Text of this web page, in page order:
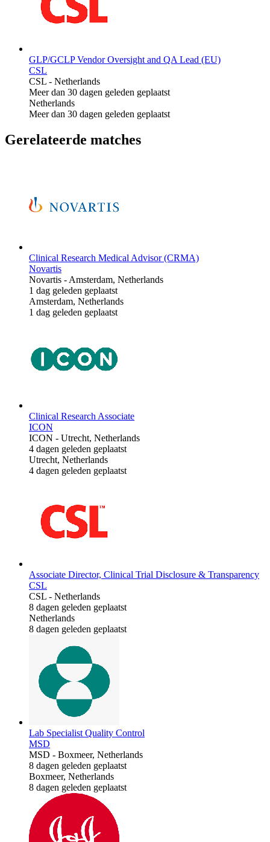
GLP/GCLP Vendor Oversight and QA Lead (EU)
CSL
CSL - Netherlands
Meer dan 30 dagen geleden geplaatst
Netherlands
Meer dan 30 dagen geleden geplaatst
Gerelateerde matches
Clinical Research Medical Advisor (CRMA)
Novartis
Novartis -Amsterdam, Netherlands
1 dag geleden geplaatst
Amsterdam, Netherlands
1 dag geleden geplaatst
Clinical Research Associate
ICON
ICON - Utrecht, Netherlands
4 dagen geleden geplaatst
Utrecht, Netherlands
4 dagen geleden geplaatst
Associate Director, Clinical Trial Disclosure & Transparency
CSL
CSL - Netherlands
8 dagen geleden geplaatst
Netherlands
8 dagen geleden geplaatst
Lab Specialist Quality Control
MSD
MSD - Boxmeer, Netherlands
8 dagen geleden geplaatst
Boxmeer, Netherlands
8 dagen geleden geplaatst